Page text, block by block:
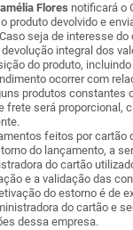
Flores notificará o
produto devolvido e
seja de interesse do
integral dos
do produto,
ocorrer com
produtos constantes
frete será proporcional,
feitos por cartão
do lançamento, a
do cartão
e a validação das
do estorno é de
do cartão e
dessa empresa.